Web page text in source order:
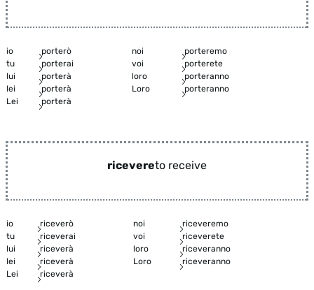
io porterò noi
porteremo
tu
porterai voi
porterete
lui
porterà loro
porteranno
lei
porterà Loro
porteranno
Lei
porterà
ricevereto receive
io riceverò noi
riceveremo
tu
riceverai voi
riceverete
lui
riceverà loro
riceveranno
lei
riceverà Loro
riceveranno
Lei
riceverà